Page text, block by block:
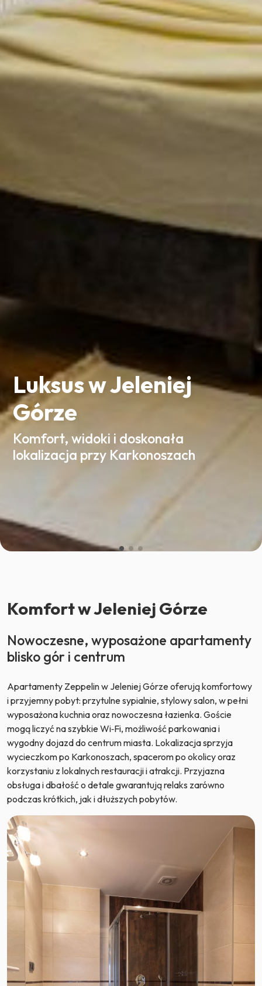
Luksus w Jeleniej
Górze
Komfort, widoki i doskonała
lokalizacja przy Karkonoszach
Komfort w Jeleniej Górze
Nowoczesne, wyposażone apartamenty
blisko gór i centrum
Apartamenty Zeppelin w Jeleniej Górze oferują komfortowy
i przyjemny pobyt: przytulne sypialnie, stylowy salon, w pełni
wyposażona kuchnia oraz nowoczesna łazienka. Goście
mogą liczyć na szybkie Wi‑Fi, możliwość parkowania i
wygodny dojazd do centrum miasta. Lokalizacja sprzyja
wycieczkom po Karkonoszach, spacerom po okolicy oraz
korzystaniu z lokalnych restauracji i atrakcji. Przyjazna
obsługa i dbałość o detale gwarantują relaks zarówno
podczas krótkich, jak i dłuższych pobytów.